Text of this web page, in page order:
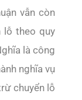
vẫn còn
lỗ theo quy
là công
nghĩa vụ
chuyển lỗ